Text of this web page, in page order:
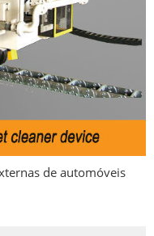
de automóveis